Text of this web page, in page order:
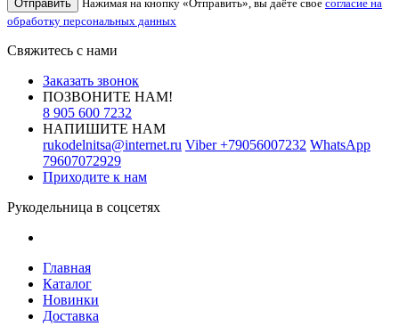
Отправить Нажимая на кнопку «Отправить», вы даёте свое согласие на
обработку персональных данных
Свяжитесь с нами
Заказать звонок
ПОЗВОНИТЕ НАМ!
8 905 600 7232
НАПИШИТЕ НАМ
rukodelnitsa@internet.ru Viber+79056007232 WhatsApp
79607072929
Приходите к нам
Рукодельница в соцсетях
Главная
Каталог
Новинки
Доставка